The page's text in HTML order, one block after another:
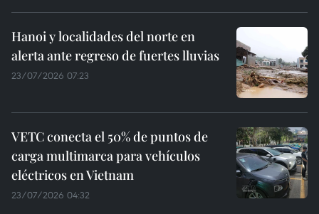
Hanoi y localidades del norte en
alerta ante regreso de fuertes lluvias
23/07/2026 07:23
VETC conecta el 50% de puntos de
carga multimarca para vehículos
eléctricos en Vietnam
23/07/2026 04:32